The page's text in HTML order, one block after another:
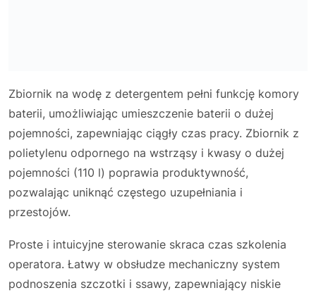
Zbiornik na wodę z detergentem pełni funkcję komory
baterii, umożliwiając umieszczenie baterii o dużej
pojemności, zapewniając ciągły czas pracy. Zbiornik z
polietylenu odpornego na wstrząsy i kwasy o dużej
pojemności (110 l) poprawia produktywność,
pozwalając uniknąć częstego uzupełniania i
przestojów.
Proste i intuicyjne sterowanie skraca czas szkolenia
operatora. Łatwy w obsłudze mechaniczny system
podnoszenia szczotki i ssawy, zapewniający niskie